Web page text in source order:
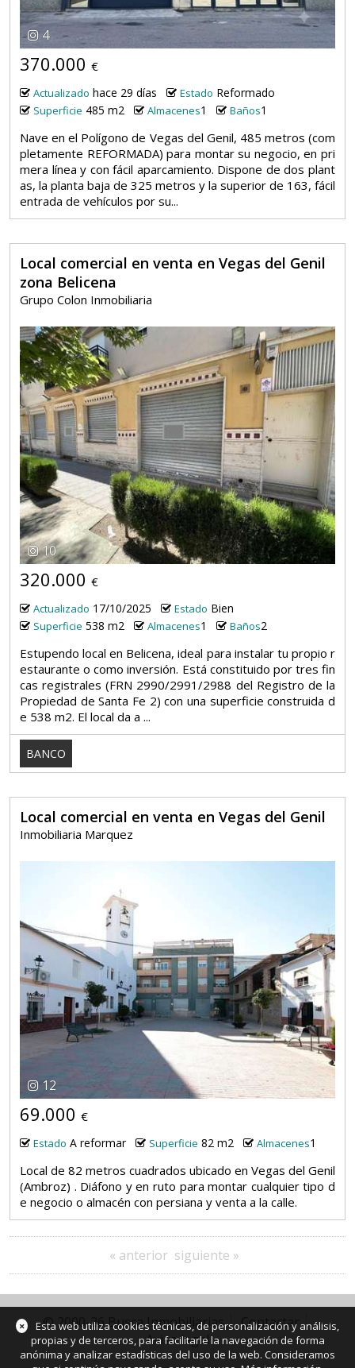
4
370.000 €
Actualizado hace 29 días Estado Reformado
Superficie 485 m2 Almacenes1 Baños1
Nave en el Polígono de Vegas del Genil, 485 metros (com
pletamente REFORMADA) para montar su negocio, en pri
mera línea y con fácil aparcamiento. Dispone de dos plant
as, la planta baja de 325 metros y la superior de 163, fácil
entrada de vehículos por su...
Local comercial en venta en Vegas del Genil
zona Belicena
Grupo Colon Inmobiliaria
10
320.000 €
Actualizado 17/10/2025 Estado Bien
Superficie 538 m2 Almacenes1 Baños2
Estupendo local en Belicena, ideal para instalar tu propio r
estaurante o como inversión. Está constituido por tres fin
cas registrales (FRN 2990/2991/2988 del Registro de la
Propiedad de Santa Fe 2) con una superficie construida d
e 538 m2. El local da a ...
BANCO
Local comercial en venta en Vegas del Genil
Inmobiliaria Marquez
12
69.000 €
Estado A reformar Superficie 82 m2 Almacenes1
Local de 82 metros cuadrados ubicado en Vegas del Genil
(Ambroz) . Diáfono y en ruto para montar cualquier tipo d
e negocio o almacén con persiana y venta a la calle.
« anterior siguiente »
© 2000-26 Busca Inmobiliarias
Contactar
Aviso legal
×
Esta web utiliza cookies técnicas, de personalización y análisis,
propias y de terceros, para facilitarle la navegación de forma
anónima y analizar estadísticas del uso de la web. Consideramos